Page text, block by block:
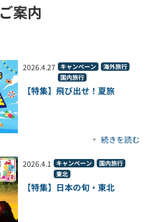
ご案内
2026.4.27 キャンペーン
海外旅行
国内旅行
【特集】飛び出せ！夏旅
続きを読む
2026.4.1 キャンペーン
国内旅行
東北
【特集】日本の旬・東北